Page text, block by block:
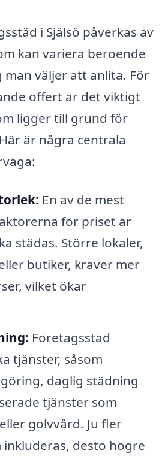
i Själsö påverkas av
kan variera beroende
väljer att anlita. För
offert är det viktigt
ligger till grund för
är några centrala
En av de mest
för priset är
städas. Större lokaler,
butiker, kräver mer
vilket ökar
Företagsstäd
tjänster, såsom
daglig städning
tjänster som
golvvård. Ju fler
desto högre